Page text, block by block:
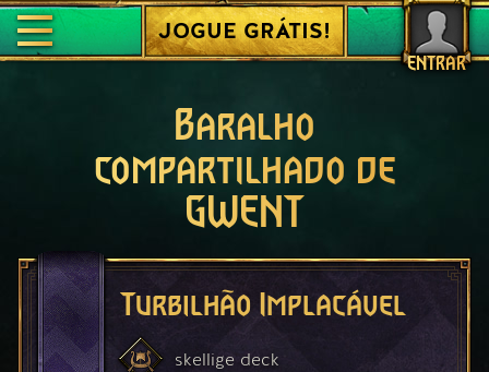
ENTRAR
JOGUE GRÁTIS!
Baralho
compartilhado de
GWENT
Turbilhão Implacável
skellige deck